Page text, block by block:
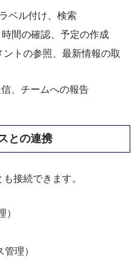
ベル付け、検索
時間の確認、予定の作成
ントの参照、最新情報の取
信、チームへの報告
との連携
接続できます。
）
理）